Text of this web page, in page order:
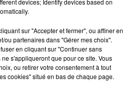
les toitures et ne touchez en
tombés au sol.
sensibles aux effets du vent
endommagés.
les groupes électrogènes à
devices; Identify devices based on
sur "Accepter et fermer", ou affiner en
ou partenaires dans "Gérer mes choix".
en cliquant sur "Continuer sans
s'appliqueront que pour ce site. Vous
ou retirer votre consentement à tout
cookies" situé en bas de chaque page.